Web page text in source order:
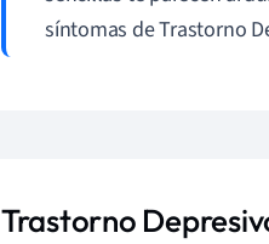
síntomas de Trastorno
Trastorno